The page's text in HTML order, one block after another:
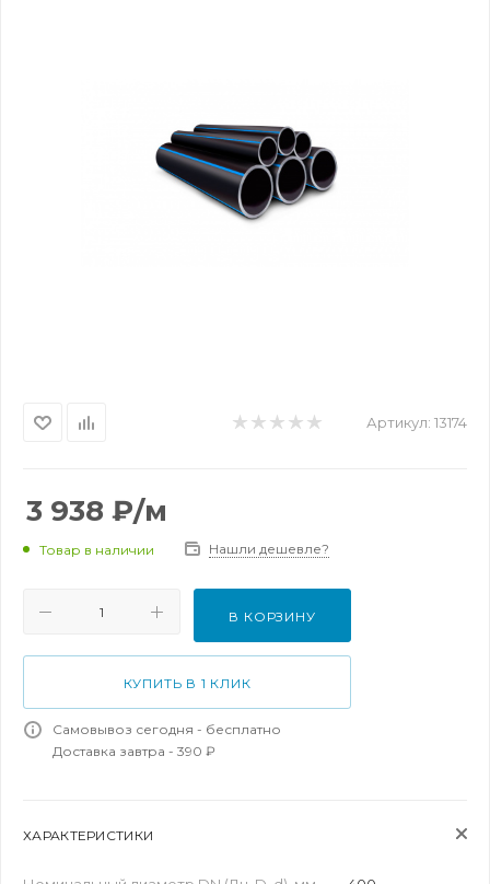
Артикул: 13174
3 938 ₽/м
Товар в наличии Нашли дешевле?
В КОРЗИНУ
КУПИТЬ В 1 КЛИК
Самовывоз сегодня - бесплатно
Доставка завтра - 390 ₽
ХАРАКТЕРИСТИКИ